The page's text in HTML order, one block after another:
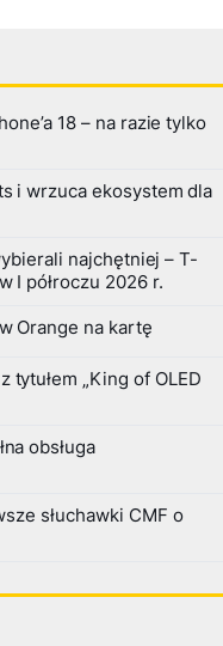
18 – na razie tylko
i wrzuca ekosystem dla
najchętniej – T-
I półroczu 2026 r.
Orange na kartę
tytułem „King of OLED
obsługa
słuchawki CMF o